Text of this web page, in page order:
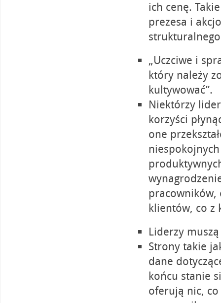
ich cenę.
prezesa i
„Uczciwe i
który należy
kultywować”.
Niektórzy
korzyści
one
pracowników,
klientów, co z
Liderzy
Strony takie
dane
końcu stanie
oferują nic,